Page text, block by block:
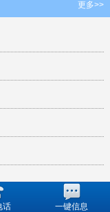
更多>>
话 一键信息